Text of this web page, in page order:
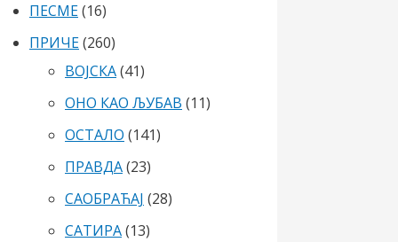
ПЕСМЕ(16)
ПРИЧЕ(260)
ВОЈСКА(41)
ОНО КАО ЉУБАВ (11)
ОСТАЛО (141)
ПРАВДА(23)
САОБРАЋАЈ (28)
САТИРА(13)